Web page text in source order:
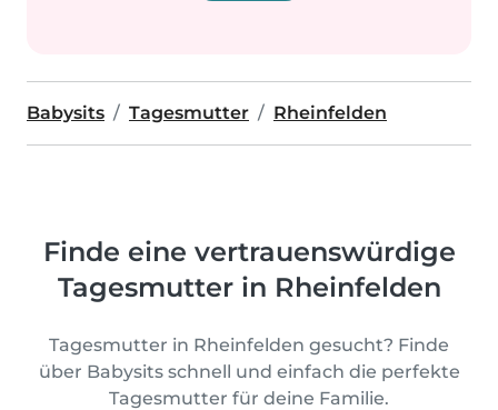
Babysits Tagesmutter Rheinfelden
Finde eine vertrauenswürdige
Tagesmutter in Rheinfelden
Tagesmutter in Rheinfelden gesucht? Finde
über Babysits schnell und einfach die perfekte
Tagesmutter für deine Familie.